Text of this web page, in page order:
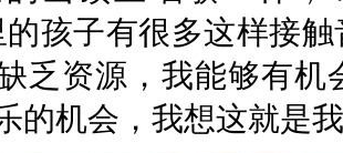
的孩子有很多这样接
乏资源，我能够有
的机会，我想这就是